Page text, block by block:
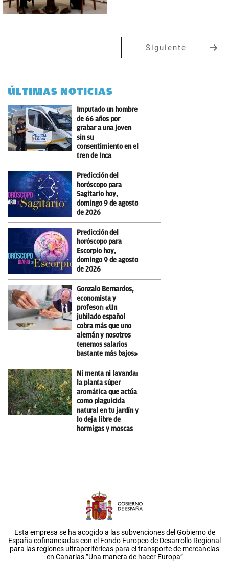
Siguiente
ÚLTIMAS NOTICIAS
Imputado un hombre
de 66 años por
grabar a una joven
sin su
consentimiento en el
tren de Inca
Predicción del
horóscopo para
Sagitario hoy,
domingo 9 de agosto
de 2026
Predicción del
horóscopo para
Escorpio hoy,
domingo 9 de agosto
de 2026
Gonzalo Bernardos,
economista y
profesor: «Un
jubilado español
cobra más que uno
alemán y nosotros
tenemos salarios
bastante más bajos»
Ni menta ni lavanda:
la planta súper
aromática que actúa
como plaguicida
natural en tu jardín y
lo deja libre de
hormigas y moscas
Esta empresa se ha acogido a las subvenciones del Gobierno de
España cofinanciadas con el Fondo Europeo de Desarrollo Regional
para las regiones ultraperiféricas para el transporte de mercancías
en Canarias.”Una manera de hacer Europa”